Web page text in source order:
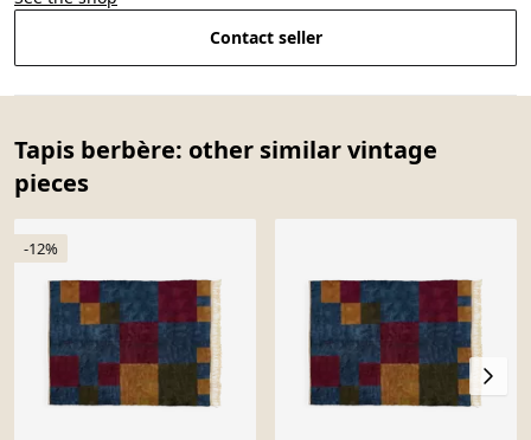
Contact seller
Tapis berbère: other similar vintage
pieces
-12%